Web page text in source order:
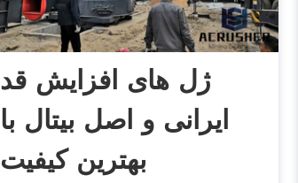
ژل های افزایش قد
ایرانی و اصل بیتال با
بهترین کیفیت